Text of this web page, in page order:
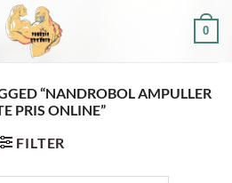
0
“NANDROBOL AMPULLER
PRIS ONLINE”
FILTER